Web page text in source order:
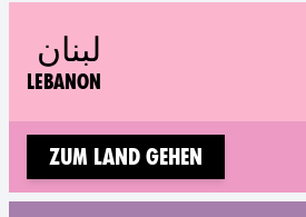
لبنان
LEBANON
Zum Land gehen